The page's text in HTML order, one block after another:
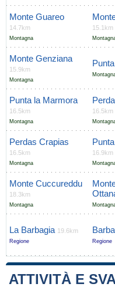
Monte Guareo
14.7km
Montagna
15.1km
Monte Genziana
15.9km
Montagna
Punta la Marmora
16.5km
Montagna
16.5km
Perdas Crapias
16.5km
Montagna
16.9km
Monte Cuccureddu
18.3km
Montagna
La Barbagia 19.6km
Regione Regione
ATTIVITÀ E